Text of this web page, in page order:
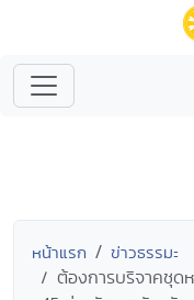
หน้าแรก ข่าวธรรมะ
ต้องการบริจาคชุด